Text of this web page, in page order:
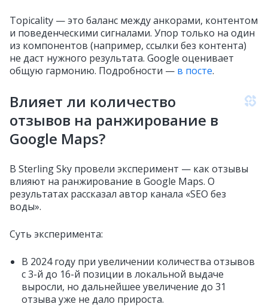
Topicality — это баланс между анкорами, контентом
и поведенческими сигналами. Упор только на один
из компонентов (например, ссылки без контента)
не даст нужного результата. Google оценивает
общую гармонию. Подробности — в посте.
Влияет ли количество
отзывов на ранжирование в
Google Maps?
В Sterling Sky провели эксперимент — как отзывы
влияют на ранжирование в Google Maps. О
результатах рассказал автор канала «SEO без
воды».
Суть эксперимента:
В 2024 году при увеличении количества отзывов
с 3-й до 16-й позиции в локальной выдаче
выросли, но дальнейшее увеличение до 31
отзыва уже не дало прироста.